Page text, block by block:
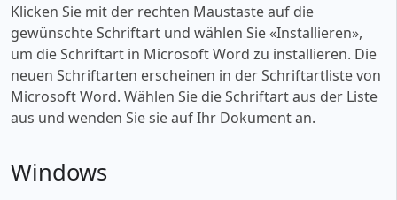
Klicken Sie mit der rechten Maustaste auf die
gewünschte Schriftart und wählen Sie «‎Installieren»,
um die Schriftart in Microsoft Word zu installieren. Die
neuen Schriftarten erscheinen in der Schriftartliste von
Microsoft Word. Wählen Sie die Schriftart aus der Liste
aus und wenden Sie sie auf Ihr Dokument an.
Windows